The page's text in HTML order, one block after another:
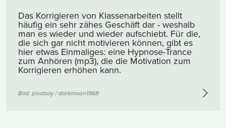
Bild: pixabay / darkmoon1968
Das Korrigieren von Klassenarbeiten stellt
häufig ein sehr zähes Geschäft dar - weshalb
man es wieder und wieder aufschiebt. Für die,
die sich gar nicht motivieren können, gibt es
hier etwas Einmaliges: eine Hypnose-Trance
zum Anhören (mp3), die die Motivation zum
Korrigieren erhöhen kann.